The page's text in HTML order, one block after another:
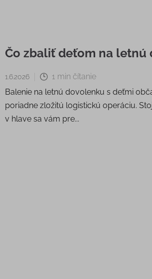
Čo zbaliť deťom na letnú
1.6.2026
1 min čítanie
Balenie na letnú dovolenku s deťmi
poriadne zložitú logistickú operáciu.
v hlave sa vám pre...